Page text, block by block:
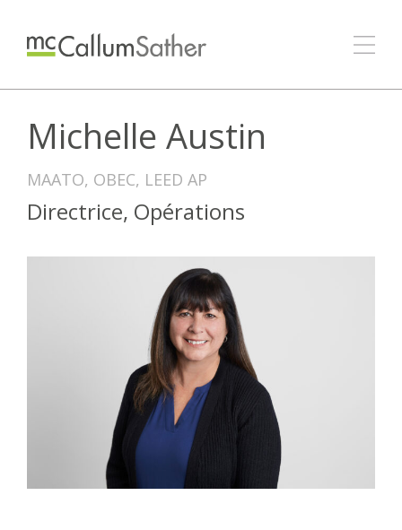
Michelle Austin
MAATO, OBEC, LEED AP
Directrice, Opérations